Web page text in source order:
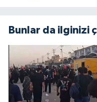
Bunlar da ilginizi